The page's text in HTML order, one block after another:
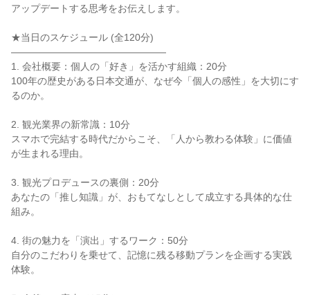
アップデートする思考をお伝えします。
★当日のスケジュール (全120分)
――――――――――――――――
1. 会社概要：個人の「好き」を活かす組織：20分
100年の歴史がある日本交通が、なぜ今「個人の感性」を大切にす
るのか。
2. 観光業界の新常識：10分
スマホで完結する時代だからこそ、「人から教わる体験」に価値
が生まれる理由。
3. 観光プロデュースの裏側：20分
あなたの「推し知識」が、おもてなしとして成立する具体的な仕
組み。
4. 街の魅力を「演出」するワーク：50分
自分のこだわりを乗せて、記憶に残る移動プランを企画する実践
体験。